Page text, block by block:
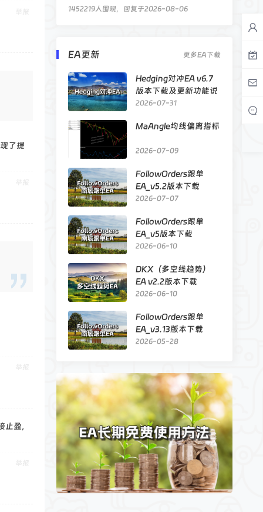
1452219人围观，回复于2026-08-06
EA更新 更多EA下载
Hedging对冲EA v6.7
版本下载及更新功能说
明
2026-07-31
MaAngle均线偏离指标
2026-07-09
FollowOrders跟单
EA_v5.2版本下载
2026-07-07
FollowOrders跟单
EA_v5版本下载
2026-06-10
DKX（多空线趋势）
EA v2.2版本下载
2026-06-10
FollowOrders跟单
EA_v3.13版本下载
2026-05-28
了提
盈，